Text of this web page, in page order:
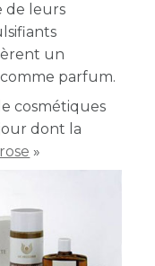
de leurs
un
parfum.
cosmétiques
dont la
»